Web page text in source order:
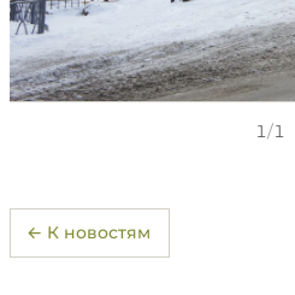
1/1
← К новостям